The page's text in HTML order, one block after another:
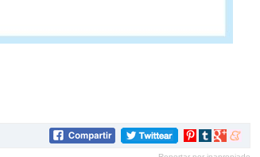
Compartir
Compartir
Compartir